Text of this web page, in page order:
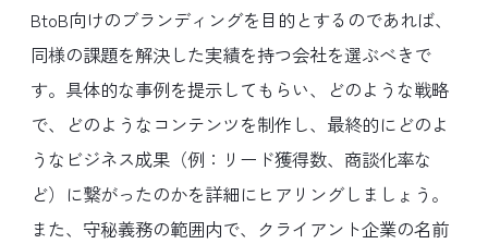
BtoB向けのブランディングを目的とするのであれば、
同様の課題を解決した実績を持つ会社を選ぶべきで
す。具体的な事例を提示してもらい、どのような戦略
で、どのようなコンテンツを制作し、最終的にどのよ
うなビジネス成果（例：リード獲得数、商談化率な
ど）に繋がったのかを詳細にヒアリングしましょう。
また、守秘義務の範囲内で、クライアント企業の名前